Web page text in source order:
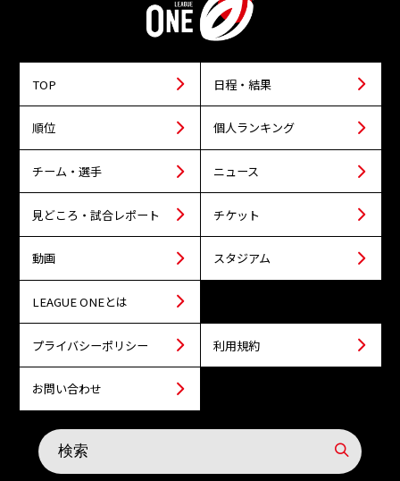
TOP 日程・結果
順位 個人ランキング
チーム・選手 ニュース
見どころ・試合レポート チケット
動画 スタジアム
LEAGUE ONEとは
プライバシーポリシー 利用規約
お問い合わせ